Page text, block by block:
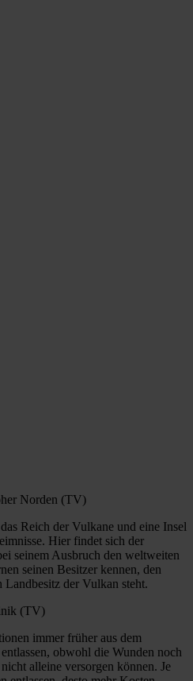
Norden (TV)
Reich der Vulkane und eine Insel
Hier findet sich der
seinem Ausbruch den weltweiten
seinen Besitzer kennen, den
Landbesitz der Vulkan steht.
(TV)
immer früher aus dem
obwohl die Wunden noch
alleine versorgen können. Je